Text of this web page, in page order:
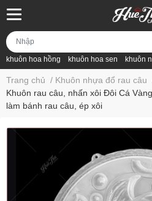
khuôn hoa hồng khuôn hoa sen khuôn
Trang chủ / Khuôn nhựa đổ rau câu
Khuôn rau câu, nhấn xôi Đôi Cá
làm bánh rau câu, ép xôi